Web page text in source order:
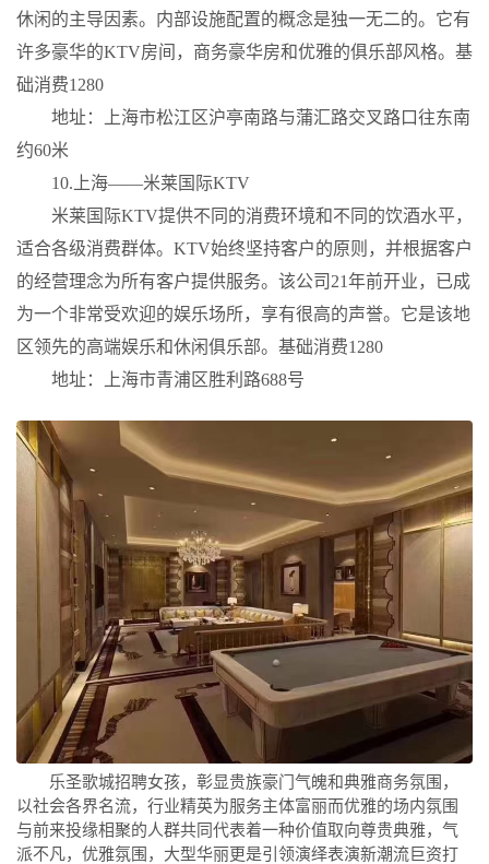
休闲的主导因素。内部设施配置的概念是独一无二的。它有
许多豪华的KTV房间，商务豪华房和优雅的俱乐部风格。基
础消费1280
地址：上海市松江区沪亭南路与蒲汇路交叉路口往东南
约60米
10.上海——米莱国际KTV
米莱国际KTV提供不同的消费环境和不同的饮酒水平，
适合各级消费群体。KTV始终坚持客户的原则，并根据客户
的经营理念为所有客户提供服务。该公司21年前开业，已成
为一个非常受欢迎的娱乐场所，享有很高的声誉。它是该地
区领先的高端娱乐和休闲俱乐部。基础消费1280
地址：上海市青浦区胜利路688号
乐圣歌城招聘女孩，彰显贵族豪门气魄和典雅商务氛围，
以社会各界名流，行业精英为服务主体富丽而优雅的场内氛围
与前来投缘相聚的人群共同代表着一种价值取向尊贵典雅，气
派不凡，优雅氛围，大型华丽更是引领演绎表演新潮流巨资打